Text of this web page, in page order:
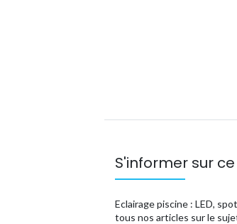
S'informer sur
Eclairage piscine : LED,
tous nos articles sur le